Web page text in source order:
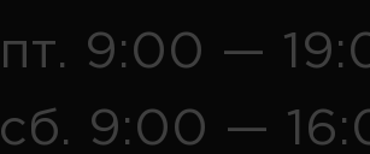
пт. 9:00 —
сб. 9:00 —